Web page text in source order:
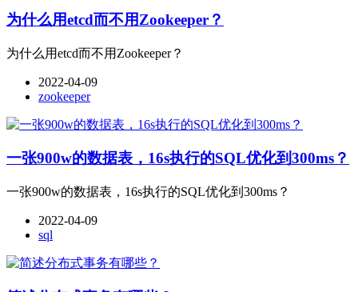
为什么用etcd而不用Zookeeper？
为什么用etcd而不用Zookeeper？
2022-04-09
zookeeper
一张900w的数据表，16s执行的SQL优化到300ms？
一张900w的数据表，16s执行的SQL优化到300ms？
2022-04-09
sql